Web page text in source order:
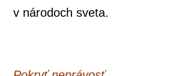
v náro­doch sveta.